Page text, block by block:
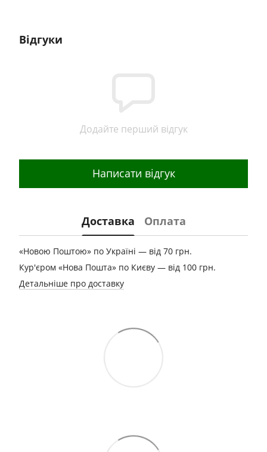
Відгуки
Додайте перший відгук
Написати відгук
Доставка Оплата
«Новою Поштою» по Україні — від 70 грн.
Кур'єром «Нова Пошта» по Києву — від 100 грн.
Детальніше про доставку